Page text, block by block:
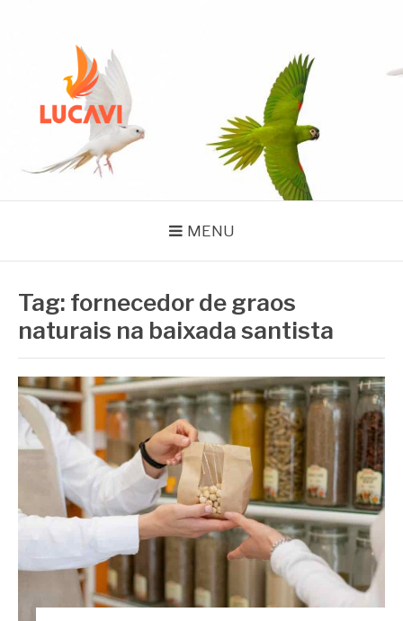
BLOG LUCAVI
SEMENTES
MENU
Tag: fornecedor de graos
naturais na baixada santista